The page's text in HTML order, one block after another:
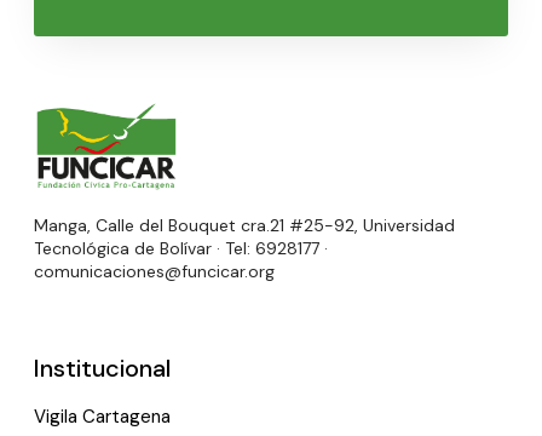
Manga, Calle del Bouquet cra.21 #25-92, Universidad
Tecnológica de Bolívar · Tel: 6928177 ·
comunicaciones@funcicar.org
Institucional
Vigila Cartagena